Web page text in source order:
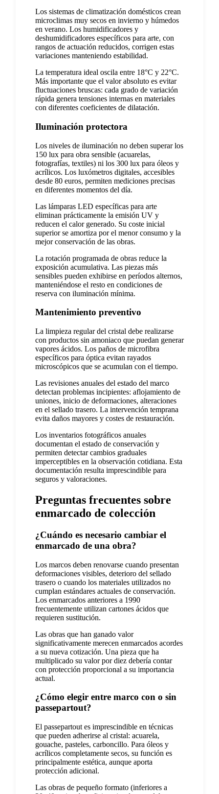
Los sistemas de climatización domésticos crean
microclimas muy secos en invierno y húmedos
en verano. Los humidificadores y
deshumidificadores específicos para arte, con
rangos de actuación reducidos, corrigen estas
variaciones manteniendo estabilidad.
La temperatura ideal oscila entre 18°C y 22°C.
Más importante que el valor absoluto es evitar
fluctuaciones bruscas: cada grado de variación
rápida genera tensiones internas en materiales
con diferentes coeficientes de dilatación.
Iluminación protectora
Los niveles de iluminación no deben superar los
150 lux para obra sensible (acuarelas,
fotografías, textiles) ni los 300 lux para óleos y
acrílicos. Los luxómetros digitales, accesibles
desde 80 euros, permiten mediciones precisas
en diferentes momentos del día.
Las lámparas LED específicas para arte
eliminan prácticamente la emisión UV y
reducen el calor generado. Su coste inicial
superior se amortiza por el menor consumo y la
mejor conservación de las obras.
La rotación programada de obras reduce la
exposición acumulativa. Las piezas más
sensibles pueden exhibirse en períodos alternos,
manteniéndose el resto en condiciones de
reserva con iluminación mínima.
Mantenimiento preventivo
La limpieza regular del cristal debe realizarse
con productos sin amoniaco que puedan generar
vapores ácidos. Los paños de microfibra
específicos para óptica evitan rayados
microscópicos que se acumulan con el tiempo.
Las revisiones anuales del estado del marco
detectan problemas incipientes: aflojamiento de
uniones, inicio de deformaciones, alteraciones
en el sellado trasero. La intervención temprana
evita daños mayores y costes de restauración.
Los inventarios fotográficos anuales
documentan el estado de conservación y
permiten detectar cambios graduales
imperceptibles en la observación cotidiana. Esta
documentación resulta imprescindible para
seguros y valoraciones.
Preguntas frecuentes sobre
enmarcado de colección
¿Cuándo es necesario cambiar el
enmarcado de una obra?
Los marcos deben renovarse cuando presentan
deformaciones visibles, deterioro del sellado
trasero o cuando los materiales utilizados no
cumplan estándares actuales de conservación.
Los enmarcados anteriores a 1990
frecuentemente utilizan cartones ácidos que
requieren sustitución.
Las obras que han ganado valor
significativamente merecen enmarcados acordes
a su nueva cotización. Una pieza que ha
multiplicado su valor por diez debería contar
con protección proporcional a su importancia
actual.
¿Cómo elegir entre marco con o sin
passepartout?
El passepartout es imprescindible en técnicas
que pueden adherirse al cristal: acuarela,
gouache, pasteles, carboncillo. Para óleos y
acrílicos completamente secos, su función es
principalmente estética, aunque aporta
protección adicional.
Las obras de pequeño formato (inferiores a